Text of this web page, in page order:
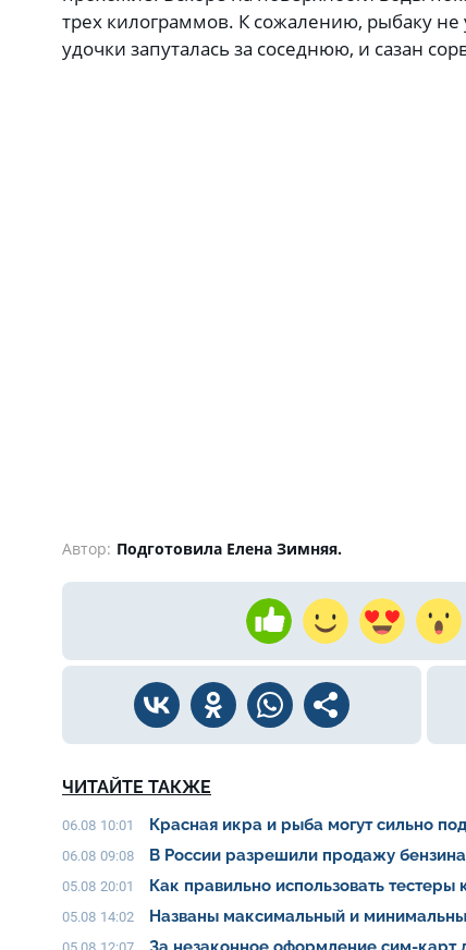
трех килограммов. К сожалению, рыбаку не
удочки запуталась за соседнюю, и сазан
Автор: Подготовила Елена Зимняя.
ЧИТАЙТЕ ТАКЖЕ
06.08 10:01 Красная икра и рыба могут сильно
06.08 09:08 В России разрешили продажу
05.08 20:01 Как правильно использовать тестеры
05.08 14:02 Названы максимальный и